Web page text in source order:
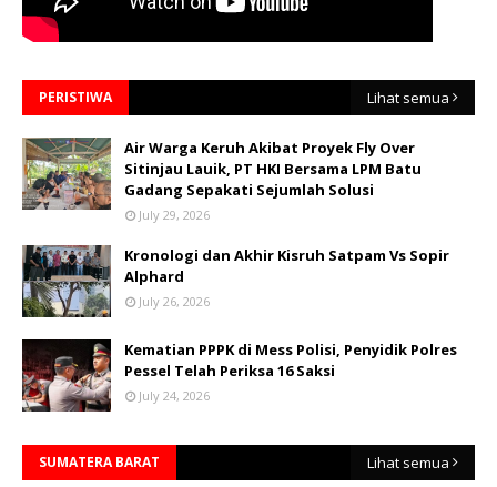
PERISTIWA Lihat semua
Air Warga Keruh Akibat Proyek Fly Over
Sitinjau Lauik, PT HKI Bersama LPM Batu
Gadang Sepakati Sejumlah Solusi
July 29, 2026
Kronologi dan Akhir Kisruh Satpam Vs Sopir
Alphard
July 26, 2026
Kematian PPPK di Mess Polisi, Penyidik Polres
Pessel Telah Periksa 16 Saksi
July 24, 2026
SUMATERA BARAT Lihat semua